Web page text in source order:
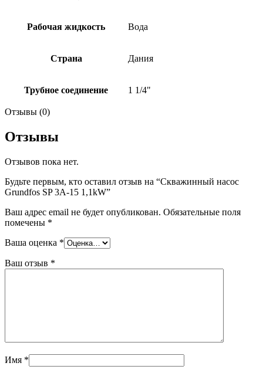
Рабочая жидкость Вода
Страна Дания
Трубное соединение 1 1/4"
Отзывы (0)
Отзывы
Отзывов пока нет.
Будьте первым, кто оставил отзыв на “Скважинный насос
Grundfos SP 3A-15 1,1kW”
Ваш адрес email не будет опубликован. Обязательные поля
помечены *
Ваша оценка *
Ваш отзыв *
Имя *